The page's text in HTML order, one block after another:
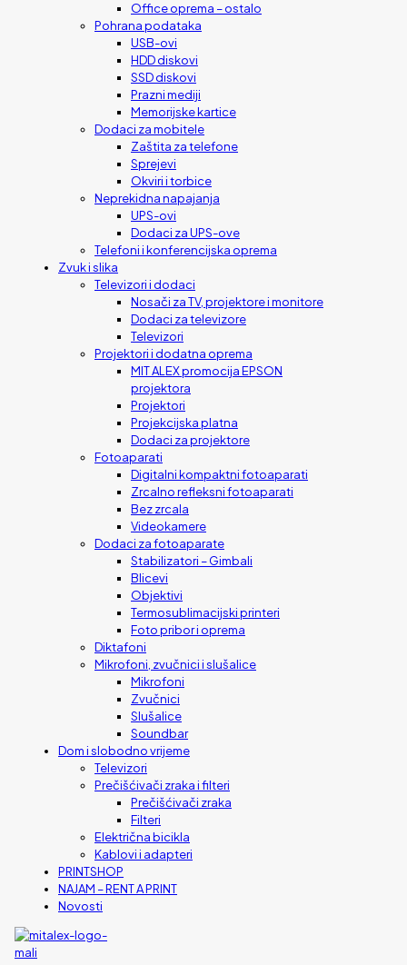
Office oprema – ostalo
Pohrana podataka
USB-ovi
HDD diskovi
SSD diskovi
Prazni mediji
Memorijske kartice
Dodaci za mobitele
Zaštita za telefone
Sprejevi
Okviri i torbice
Neprekidna napajanja
UPS-ovi
Dodaci za UPS-ove
Telefoni i konferencijska oprema
Zvuk i slika
Televizori i dodaci
Nosači za TV, projektore i monitore
Dodaci za televizore
Televizori
Projektori i dodatna oprema
MIT ALEX promocija EPSON
projektora
Projektori
Projekcijska platna
Dodaci za projektore
Fotoaparati
Digitalni kompaktni fotoaparati
Zrcalno refleksni fotoaparati
Bez zrcala
Videokamere
Dodaci za fotoaparate
Stabilizatori – Gimbali
Blicevi
Objektivi
Termosublimacijski printeri
Foto pribor i oprema
Diktafoni
Mikrofoni, zvučnici i slušalice
Mikrofoni
Zvučnici
Slušalice
Soundbar
Dom i slobodno vrijeme
Televizori
Prečišćivači zraka i filteri
Prečišćivači zraka
Filteri
Električna bicikla
Kablovi i adapteri
PRINTSHOP
NAJAM – RENT A PRINT
Novosti